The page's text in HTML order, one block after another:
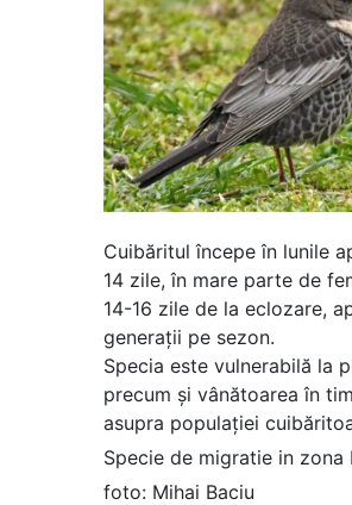
Cuibăritul începe în lunile
14 zile, în mare parte de
14-16 zile de la eclozare,
generații pe sezon.
Specia este vulnerabilă la
precum și vânătoarea în
asupra populației
Specie de migratie in zona
foto: Mihai Baciu